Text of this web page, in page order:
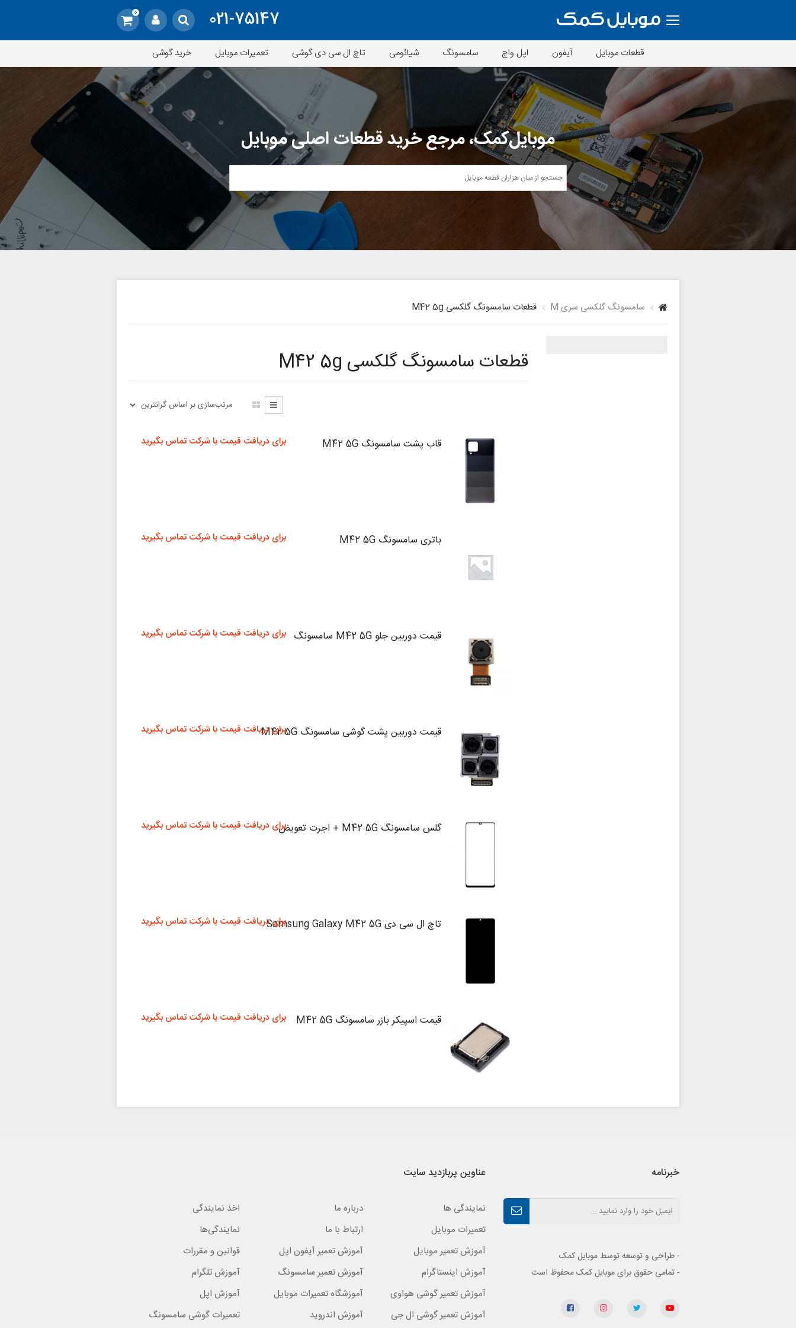
021-75147
0
قطعات موبایل آیفون اپل واچ سامسونگ شیائومی تاچ ال سی دی گوشی تعمیرات موبایل خرید گوشی
موبایل‌کمک، مرجع خرید قطعات اصلی موبایل
سامسونگ گلکسی سری M قطعات سامسونگ گلکسی M42 5g
قطعات سامسونگ گلکسی M42 5g
قاب پشت سامسونگ M42 5G برای دریافت قیمت با شرکت تماس بگیرید
باتری سامسونگ M42 5G برای دریافت قیمت با شرکت تماس بگیرید
قیمت دوربین جلو M42 5G سامسونگ برای دریافت قیمت با شرکت تماس بگیرید
قیمت دوربین پشت گوشی سامسونگ M42 5G برای دریافت قیمت با شرکت تماس بگیرید
گلس سامسونگ M42 5G + اجرت تعویض برای دریافت قیمت با شرکت تماس بگیرید
تاچ ال سی دی Samsung Galaxy M42 5G برای دریافت قیمت با شرکت تماس بگیرید
قیمت اسپیکر بازر سامسونگ M42 5G برای دریافت قیمت با شرکت تماس بگیرید
خبرنامه
- طراحی و توسعه توسط موبایل کمک
- تمامی حقوق برای موبایل کمک محفوظ است
عناوین پربازدید سایت
نمایندگی ها درباره ما
اخذ نمایندگی
تعمیرات موبایل
ارتباط با ما
نمایندگی‌ها
آموزش تعمیر موبایل
آموزش تعمیر آیفون اپل
قوانین و مقررات
آموزش اینستاگرام
آموزش تعمیر سامسونگ
آموزش تلگرام
آموزش تعمیر گوشی هواوی
آموزشگاه تعمیرات موبایل
آموزش اپل
آموزش تعمیر گوشی ال جی
آموزش اندروید تعمیرات گوشی سامسونگ